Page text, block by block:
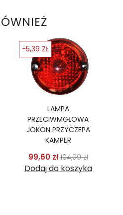
LAMPA
PRZECIWMGŁOWA
JOKON PRZYCZEPA
KAMPER
99,60 złCena
104,99 złCena
Dodaj do koszyka
-5,39 ZŁ